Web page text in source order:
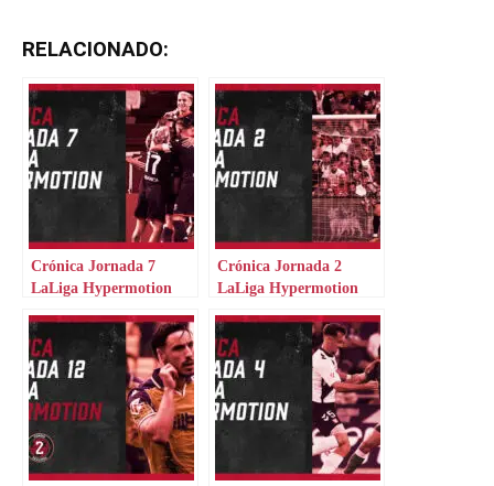
RELACIONADO:
Crónica Jornada 7
LaLiga Hypermotion
Crónica Jornada 2
LaLiga Hypermotion